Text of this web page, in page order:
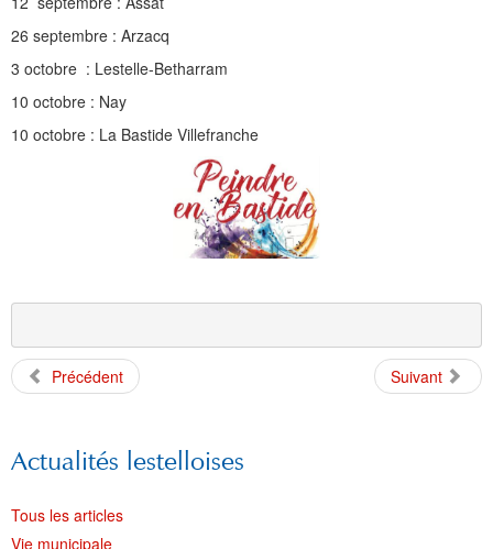
26 septembre : Arzacq
3 octobre : Lestelle-Betharram
10 octobre : Nay
10 octobre : La Bastide Villefranche
Précédent Suivant
Actualités lestelloises
Tous les articles
Vie municipale